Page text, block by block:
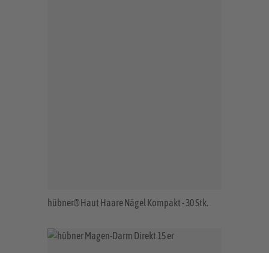
hübner® Haut Haare Nägel Kompakt - 30 Stk.